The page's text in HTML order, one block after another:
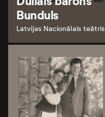
Bunduls
Latvijas Nacionālais teātris